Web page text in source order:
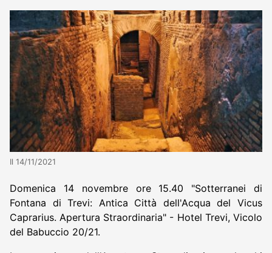
Il 14/11/2021
Domenica 14 novembre ore 15.40 "Sotterranei di
Fontana di Trevi: Antica Città dell'Acqua del Vicus
Caprarius. Apertura Straordinaria" - Hotel Trevi, Vicolo
del Babuccio 20/21.